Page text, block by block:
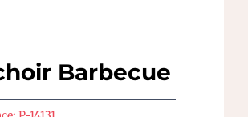
Barbecue